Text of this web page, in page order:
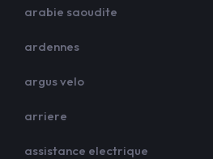
arabie saoudite
ardennes
argus velo
arriere
assistance electrique